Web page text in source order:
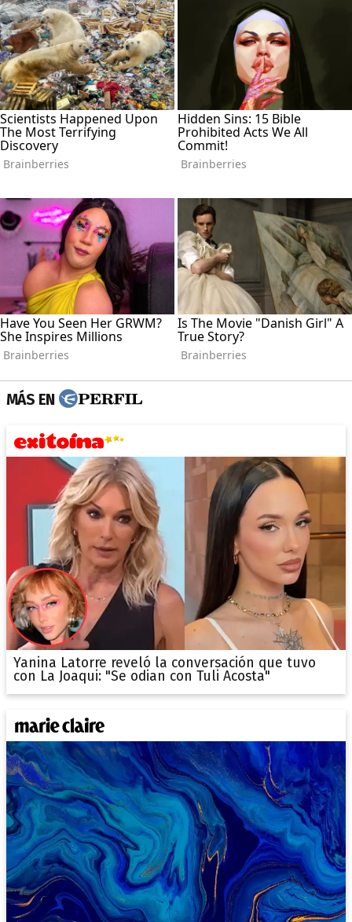
MÁS EN
Yanina Latorre reveló la conversación que tuvo
con La Joaqui: "Se odian con Tuli Acosta"